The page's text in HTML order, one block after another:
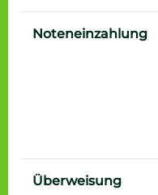
Noteneinzahlung
Überweisung